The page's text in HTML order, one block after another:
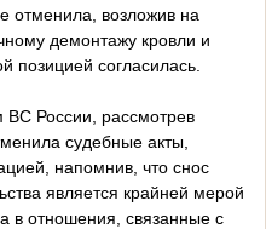
отменила, возложив на
демонтажу кровли и
позицией согласилась.
ВС России, рассмотрев
судебные акты,
напомнив, что снос
является крайней мерой
в отношения, связанные с